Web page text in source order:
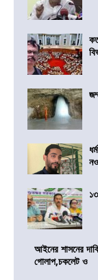
আইনের শাসনের
গোলাপ,চকলেট ও